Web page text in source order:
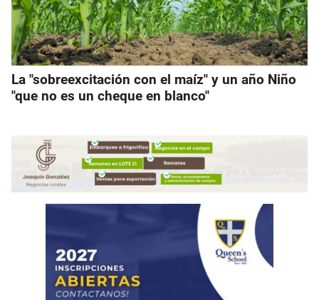
La "sobreexcitación con el maíz" y un año Niño
"que no es un cheque en blanco"